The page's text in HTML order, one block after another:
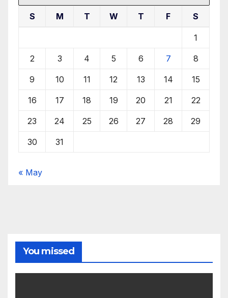
S M T W T F S
1
2 3 4 5 6 7 8
9 10 11 12 13 14 15
16 17 18 19 20 21 22
23 24 25 26 27 28 29
30 31
« May
You missed